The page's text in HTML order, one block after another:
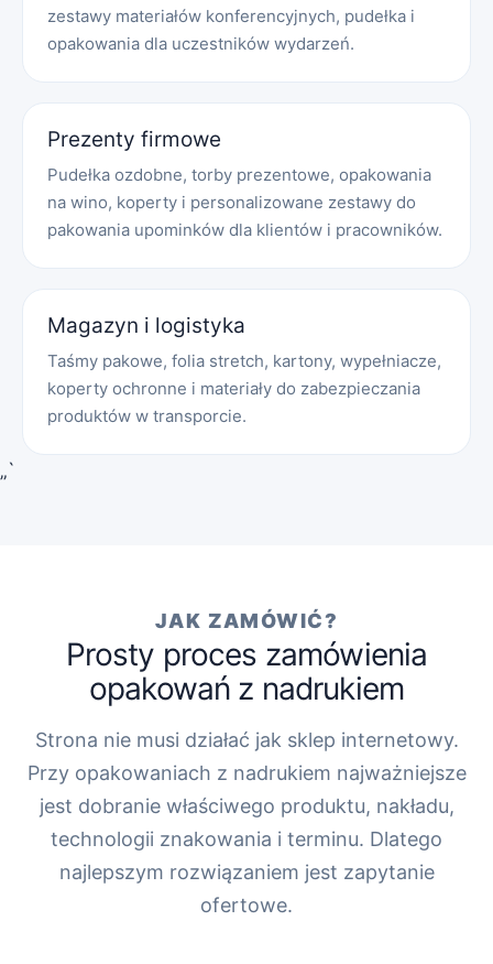
zestawy materiałów konferencyjnych, pudełka i
opakowania dla uczestników wydarzeń.
Prezenty firmowe
Pudełka ozdobne, torby prezentowe, opakowania
na wino, koperty i personalizowane zestawy do
pakowania upominków dla klientów i pracowników.
Magazyn i logistyka
Taśmy pakowe, folia stretch, kartony, wypełniacze,
koperty ochronne i materiały do zabezpieczania
produktów w transporcie.
„`
JAK ZAMÓWIĆ?
Prosty proces zamówienia
opakowań z nadrukiem
Strona nie musi działać jak sklep internetowy.
Przy opakowaniach z nadrukiem najważniejsze
jest dobranie właściwego produktu, nakładu,
technologii znakowania i terminu. Dlatego
najlepszym rozwiązaniem jest zapytanie
ofertowe.